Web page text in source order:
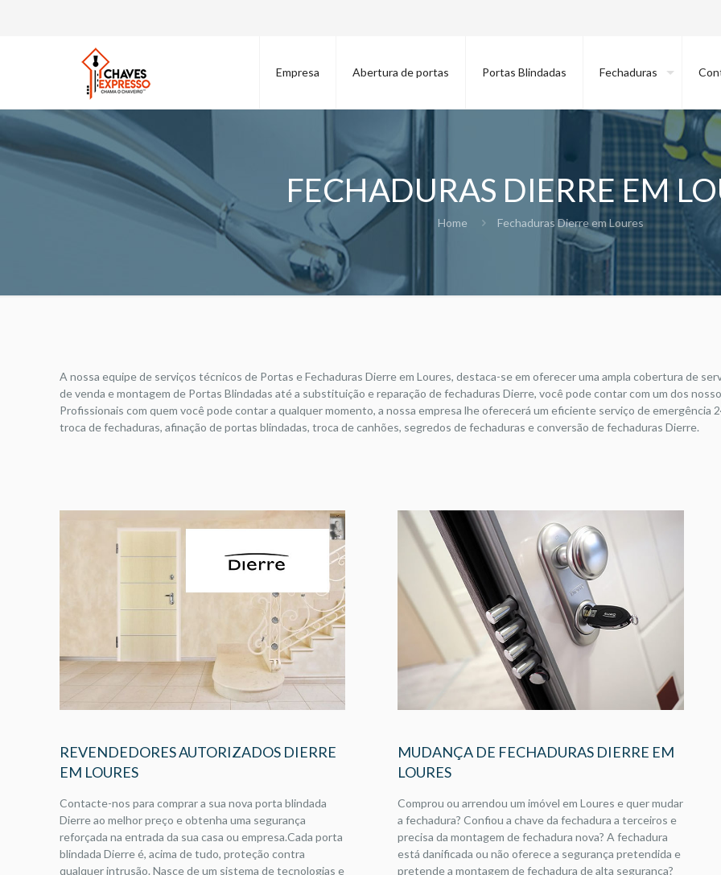
Empresa Abertura de portas Portas Blindadas Fechaduras
FECHADURAS DIERRE EM
Home Fechaduras Dierre em Loures
A nossa equipe de serviços técnicos de Portas e Fechaduras Dierre em Loures, destaca-se em oferecer uma ampla cobertura de
de venda e montagem de Portas Blindadas até a substituição e reparação de fechaduras Dierre, você pode contar com um dos
Profissionais com quem você pode contar a qualquer momento, a nossa empresa lhe oferecerá um eficiente serviço de emergência
troca de fechaduras, afinação de portas blindadas, troca de canhões, segredos de fechaduras e conversão de fechaduras Dierre.
REVENDEDORES AUTORIZADOS DIERRE
EM LOURES
Contacte-nos para comprar a sua nova porta blindada
Dierre ao melhor preço e obtenha uma segurança
reforçada na entrada da sua casa ou empresa.Cada porta
blindada Dierre é, acima de tudo, proteção contra
qualquer intrusão. Nasce de um sistema de tecnologias e
MUDANÇA DE FECHADURAS DIERRE EM
LOURES
Comprou ou arrendou um imóvel em Loures e quer mudar
a fechadura? Confiou a chave da fechadura a terceiros e
precisa da montagem de fechadura nova? A fechadura
está danificada ou não oferece a segurança pretendida e
pretende a montagem de fechadura de alta segurança?